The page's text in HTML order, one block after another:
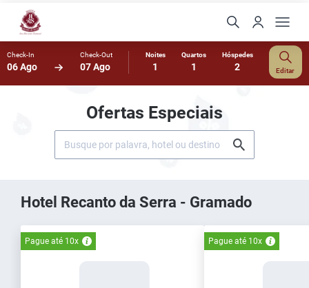
Check-In
06 Ago
Check-Out
07 Ago
Noites
1
Quartos
1
Hóspedes
2 Editar
Ofertas Especiais
Hotel Recanto da Serra - Gramado
Pague até 10x Pague até 10x